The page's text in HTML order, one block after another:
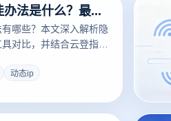
隐藏ip地址的最佳办法是什么？最安全稳定的工具推荐与使用教程
哪些？本文深入解析隐
对比，并结合云登指纹
的网络环境。
动态ip